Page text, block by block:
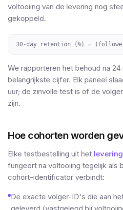
voltooiing van de levering nog
gekoppeld.
30-day retention (%) =
We rapporteren het behoud na
belangrijkste cijfer. Elk paneel
uur; de zinvolle test is of de
zijn.
Hoe cohorten worden
Elke testbestelling uit het
fungeert na voltooiing tegelijk als
cohort-identificator verbindt:
De exacte volger-ID's die aan